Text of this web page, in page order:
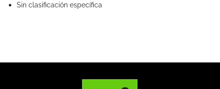
Sin clasificación específica